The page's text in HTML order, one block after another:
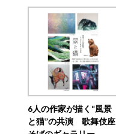
6人の作家が描く“風景
と猫”の共演 歌舞伎座